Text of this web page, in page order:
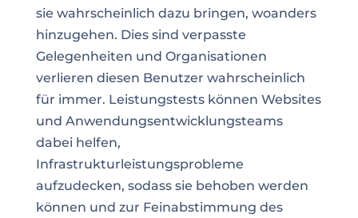
sie wahrscheinlich dazu bringen, woanders
hinzugehen. Dies sind verpasste
Gelegenheiten und Organisationen
verlieren diesen Benutzer wahrscheinlich
für immer. Leistungstests können Websites
und Anwendungsentwicklungsteams
dabei helfen,
Infrastrukturleistungsprobleme
aufzudecken, sodass sie behoben werden
können und zur Feinabstimmung des